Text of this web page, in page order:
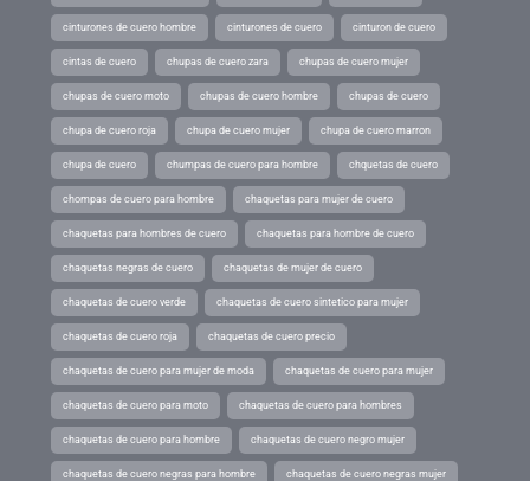
cinturones de cuero hombre cinturones de cuero cinturon de cuero
cintas de cuero chupas de cuero zara chupas de cuero mujer
chupas de cuero moto chupas de cuero hombre chupas de cuero
chupa de cuero roja chupa de cuero mujer chupa de cuero marron
chupa de cuero chumpas de cuero para hombre chquetas de cuero
chompas de cuero para hombre chaquetas para mujer de cuero
chaquetas para hombres de cuero chaquetas para hombre de cuero
chaquetas negras de cuero chaquetas de mujer de cuero
chaquetas de cuero verde chaquetas de cuero sintetico para mujer
chaquetas de cuero roja chaquetas de cuero precio
chaquetas de cuero para mujer de moda chaquetas de cuero para mujer
chaquetas de cuero para moto chaquetas de cuero para hombres
chaquetas de cuero para hombre chaquetas de cuero negro mujer
chaquetas de cuero negras para hombre chaquetas de cuero negras mujer